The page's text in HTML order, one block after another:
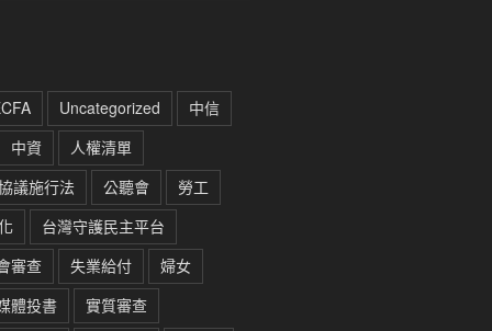
Uncategorized
中信
中資
人權清單
議施行法
公聽會
勞工
台灣守護民主平台
審查
失業給付
婦女
體投書
實質審查